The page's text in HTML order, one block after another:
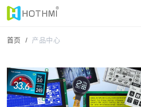
首页 / 产品中心